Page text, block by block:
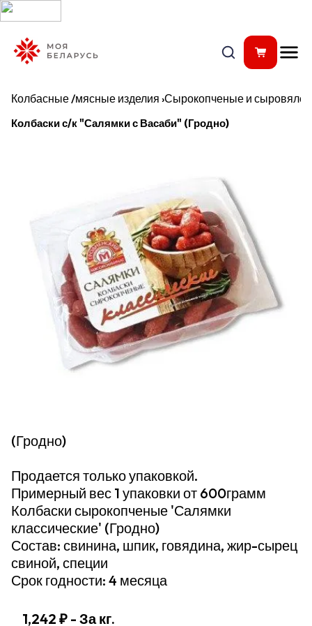
Колбасные /мясные изделия ›Сырокопченые и
Колбаски с/к "Салямки с Васаби" (Гродно)
(Гродно)
Продается только упаковкой.
Примерный вес 1 упаковки от 600грамм
Колбаски сырокопченые 'Салямки
классические' (Гродно)
Состав: свинина, шпик, говядина, жир-сырец
свиной, специи
Срок годности: 4 месяца
1,242 ₽ - За кг.